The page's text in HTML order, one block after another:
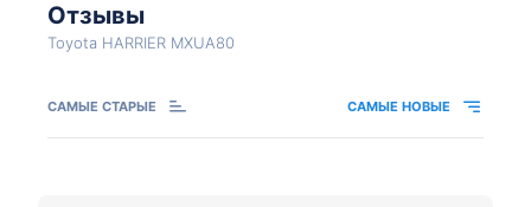
Отзывы
Toyota HARRIER MXUA80
САМЫЕ СТАРЫЕ САМЫЕ НОВЫЕ